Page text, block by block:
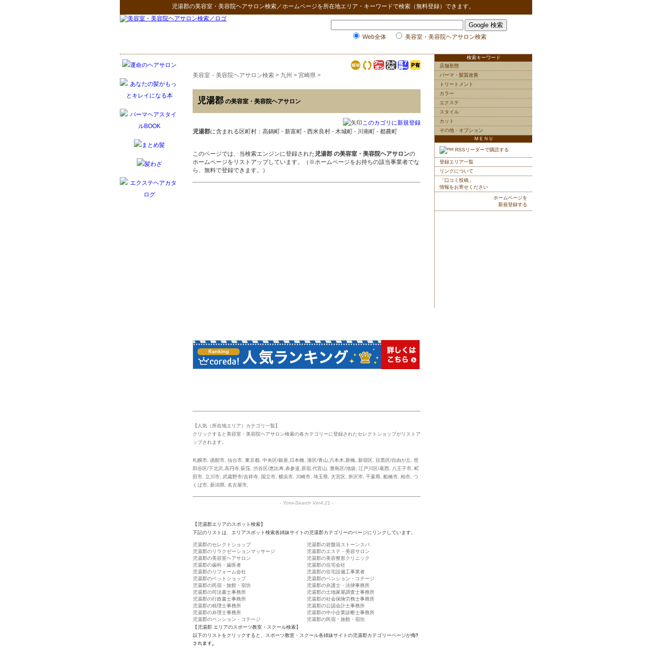
児湯郡の美容室・美容院ヘアサロン検索／ホームページを所在地エリア・キーワードで検索（無料登録）できます。
Web全体 美容室・美容院ヘアサロン検索
美容室・美容院ヘアサロン検索 > 九州 > 宮崎県 >
児湯郡 の美容室・美容院ヘアサロン
このカゴリに新規登録
児湯郡に含まれる区町村：高鍋町 - 新富町 - 西米良村 - 木城町 - 川南町 - 都農町
このページでは、当検索エンジンに登録された 児湯郡 の美容室・美容院ヘアサロンの
ホームページをリストアップしています。（※ホームページをお持ちの該当事業者でな
ら、無料で登録できます。）
【人気（所在地エリア）カテゴリ一覧】
クリックすると美容室・美容院ヘアサロン検索の各カテゴリーに登録されたセレクトショップがリストア
ップされます。
札幌市 函館市 仙台市 東京都 中央区/銀座,日本橋 港区/青山,六本木,新橋 新宿区 目黒区/自由が丘
世
田谷区/下北沢,高円寺,荻窪 渋谷区/恵比寿,表参道,原宿,代官山 豊島区/池袋 江戸川区/葛西 八王子市 町
田市
立川市 武蔵野市/吉祥寺 国立市 横浜市 川崎市 埼玉県 大宮区 所沢市 千葉県 船橋市 柏市 つ
くば市 新潟県 名古屋市
- Yomi-Search Ver4.21 -
【児湯郡エリアのスポット検索】
下記のリストは、エリアスポット検索各姉妹サイトの児湯郡カテゴリーのページにリンクしています。
児湯郡のセレクトショップ
児湯郡の岩盤浴ストーンスパ
児湯郡のリラクゼーションマッサージ
児湯郡のエステ・美容サロン
児湯郡の美容室ヘアサロン
児湯郡の美容整形クリニック
児湯郡の歯科・歯医者
児湯郡の住宅会社
児湯郡のリフォーム会社
児湯郡の住宅設備工事業者
児湯郡のペットショップ
児湯郡のペンション・コテージ
児湯郡の民宿・旅館・宿坊
児湯郡の弁護士・法律事務所
児湯郡の司法書士事務所
児湯郡の土地家屋調査士事務所
児湯郡の行政書士事務所
児湯郡の社会保険労務士事務所
児湯郡の税理士事務所
児湯郡の公認会計士事務所
児湯郡の弁理士事務所
児湯郡の中小企業診断士事務所
児湯郡のペンション・コテージ
児湯郡の民宿・旅館・宿坊
【児湯郡 エリアのスポーツ教室・スクール検索】
以下のリストをクリックすると、スポーツ教室・スクール各姉妹サイトの児湯郡カテゴリーページが侮ｦ
されます。
検索キーワード
店舗形態
パーマ・髪質改善
トリートメント
カラー
エクステ
スタイル
カット
その他・オプション
ＭＥＮＵ
RSSリーダーで購読する
登録エリア一覧
リンクについて
「口コミ投稿」
情報をお寄せください
ホームページを
新規登録する